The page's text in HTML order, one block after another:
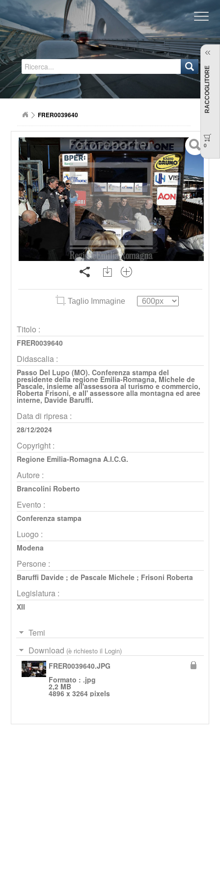
Regione Emilia-Romagna
FRER0039640
Taglio Immagine
Titolo :
FRER0039640
Didascalia :
Passo Del Lupo (MO). Conferenza stampa del
presidente della regione Emilia-Romagna, Michele de
Pascale, insieme all'assessora al turismo e commercio,
Roberta Frisoni, e all' assessore alla montagna ed aree
interne, Davide Baruffi.
Data di ripresa :
28/12/2024
Copyright :
Regione Emilia-Romagna A.I.C.G.
Autore :
Brancolini Roberto
Evento :
Conferenza stampa
Luogo :
Modena
Persone :
Baruffi Davide; de Pascale Michele; Frisoni Roberta
Legislatura :
XII
Temi
Download (è richiesto il Login)
FRER0039640.JPG
Formato : .jpg
2,2 MB
4896 x 3264 pixels
RACCOGLITORE
0